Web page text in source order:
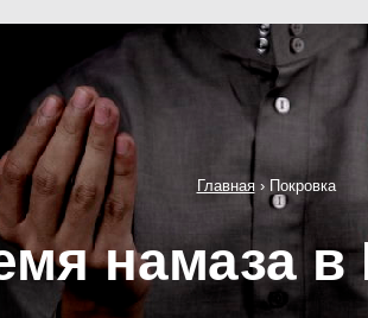
Главная› Покровка
намаза в